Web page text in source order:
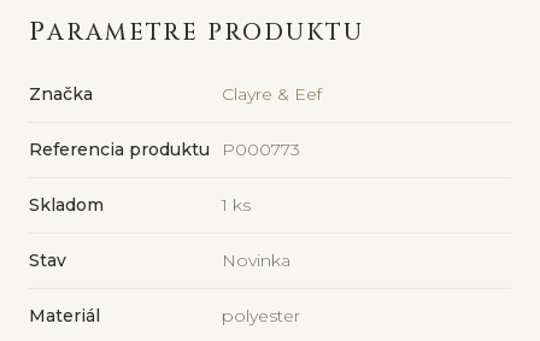
PARAMETRE PRODUKTU
Značka Clayre & Eef
Referencia produktu P000773
Skladom 1 ks
Stav Novinka
Materiál polyester